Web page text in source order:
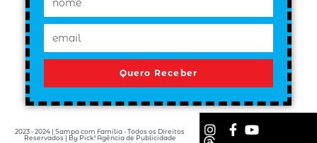
Quero Receber
2023 - 2024 | Sampa com Família - Todos os Direitos
Reservados | By Pick! Agência de Publicidade